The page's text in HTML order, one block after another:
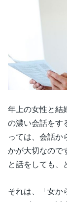
年上の女性と結
の濃い会話をす
っては、会話か
かが大切なので
と話をしても、
それは、「女か